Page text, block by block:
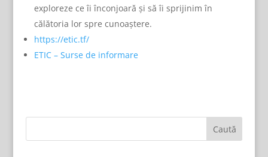
exploreze ce îi înconjoară și să îi sprijinim în
călătoria lor spre cunoaștere.
https://etic.tf/
ETIC – Surse de informare